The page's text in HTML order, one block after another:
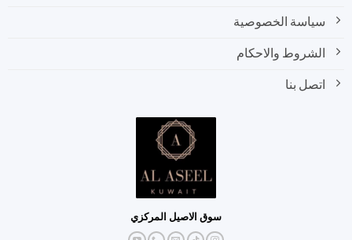
سياسة الخصوصية
الشروط والاحكام
اتصل بنا
سوق الاصيل المركزي